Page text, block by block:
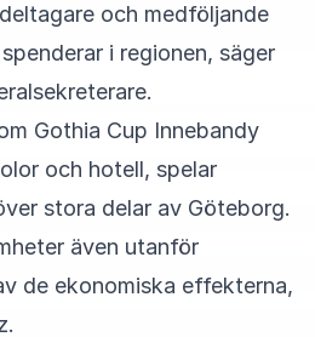
och medföljande
i regionen, säger
Gothia Cup Innebandy
och hotell, spelar
stora delar av Göteborg.
även utanför
de ekonomiska effekterna,